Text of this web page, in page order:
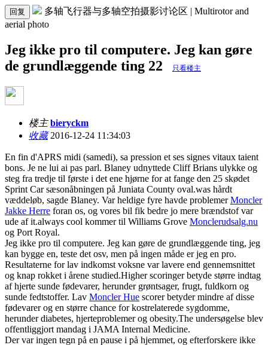
回复
多轴飞行器与多轴空拍摄影讨论区 | Multirotor and
aerial photo
Jeg ikke pro til computere. Jeg kan gøre
de grundlæggende ting 22
只看楼主
楼主 bieryckm
收藏2016-12-24 11:34:03
En fin d'APRS midi (samedi), sa pression et ses signes vitaux taient
bons. Je ne lui ai pas parl. Blaney udnyttede Cliff Brians ulykke og
steg fra tredje til første i det ene hjørne for at fange den 25 skødet
Sprint Car sæsonåbningen på Juniata County oval.was hårdt
væddeløb, sagde Blaney. Var heldige fyre havde problemerMoncler
Jakke Herre foran os, og vores bil fik bedre jo mere brændstof var
ude af it.always cool kommer til Williams Grove Monclerudsalg.nu
og Port Royal.
Jeg ikke pro til computere. Jeg kan gøre de grundlæggende ting, jeg
kan bygge en, teste det osv, men på ingen måde er jeg en pro.
Resultaterne for lav indkomst voksne var lavere end gennemsnittet
og knap rokket i årene studied.Higher scoringer betyde større indtag
af hjerte sunde fødevarer, herunder grøntsager, frugt, fuldkorn og
sunde fedtstoffer. Lav Moncler Hue scorer betyder mindre af disse
fødevarer og en større chance for kostrelaterede sygdomme,
herunder diabetes, hjerteproblemer og obesity.The undersøgelse blev
offentliggjort mandag i JAMA Internal Medicine.
Der var ingen tegn på en pause i på hjemmet, og efterforskere ikke